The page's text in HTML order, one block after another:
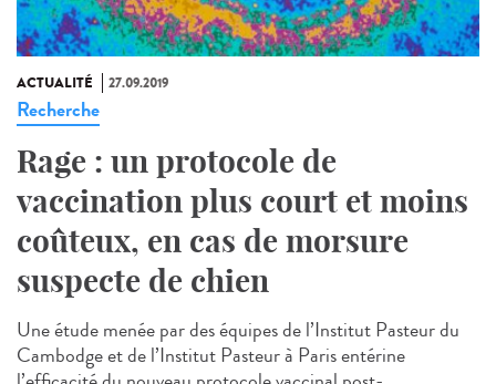
ACTUALITÉ 27.09.2019
Recherche
Rage : un protocole de
vaccination plus court et moins
coûteux, en cas de morsure
suspecte de chien
Une étude menée par des équipes de l’Institut Pasteur du
Cambodge et de l’Institut Pasteur à Paris entérine